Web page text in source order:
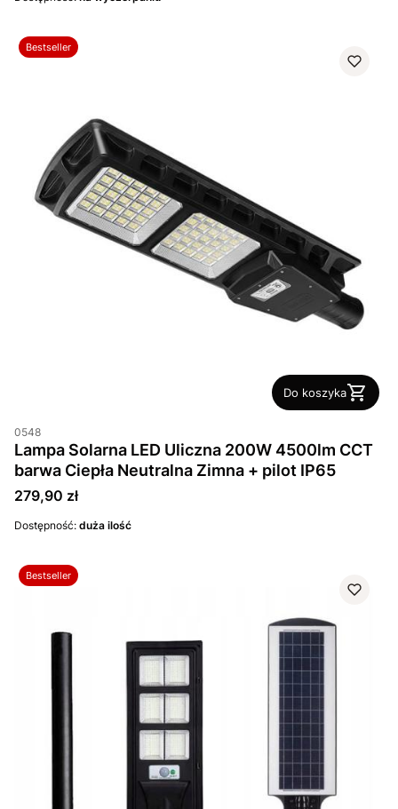
Bestseller
Do koszyka
0548
Lampa Solarna LED Uliczna 200W 4500lm CCT
barwa Ciepła Neutralna Zimna + pilot IP65
Cena
279,90 zł
Dostępność: duża ilość
Bestseller